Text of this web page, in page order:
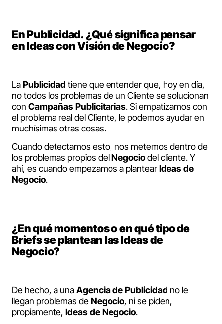
En Publicidad. ¿Qué significa pensar
en Ideas con Visión de Negocio?
LaPublicidad tiene que entender que, hoy en día,
no todos los problemas de un Cliente se solucionan
con Campañas Publicitarias. Si empatizamos con
el problema real del Cliente, le podemos ayudar en
muchísimas otras cosas.
Cuando detectamos esto, nos metemos dentro de
los problemas propios delNegociodel cliente. Y
ahí, es cuando empezamos a plantearIdeas de
Negocio.
¿En qué momentos o en qué tipo de
Briefs se plantean las Ideas de
Negocio?
De hecho, a unaAgencia de Publicidad no le
llegan problemas deNegocio, ni se piden,
propiamente, Ideas de Negocio.